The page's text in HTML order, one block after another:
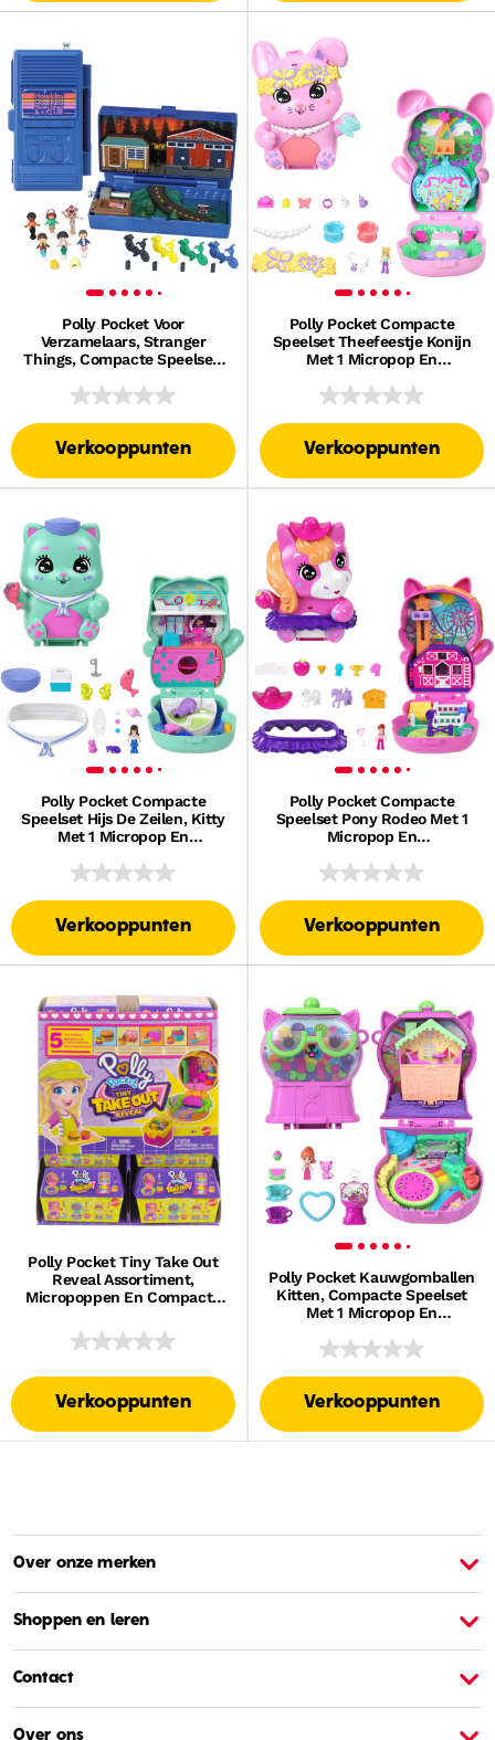
Polly Pocket Voor
Verzamelaars, Stranger
Things, Compacte Speelset,
Speelset
Verkooppunten
Polly Pocket Compacte
Speelset Theefeestje Konijn
Met 1 Micropop En
Voor Onderweg Met
Verkooppunten
Polly Pocket Compacte
Speelset Hijs De Zeilen, Kitty
Met 1 Micropop En
Voor Onderweg Met Lekkere
Verkooppunten
Polly Pocket Compacte
Speelset Pony Rodeo Met 1
Micropop En
Speelgoed Voor Onderweg
Stylingaccessoires
Verkooppunten
Polly Pocket Tiny Take Out
Reveal Assortiment,
Micropoppen En Compacte
Speelgoedauto's,
Voertuigcollectie Met
Verkooppunten
Polly Pocket Kauwgomballen
Kitten, Compacte Speelset
Met 1 Micropop En
Voor Onderweg Met
Verkooppunten
Over onze merken
Shoppen en leren
Contact
Over ons